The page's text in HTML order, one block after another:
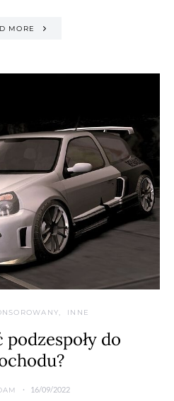
MORE
INNE
do
16/09/2022